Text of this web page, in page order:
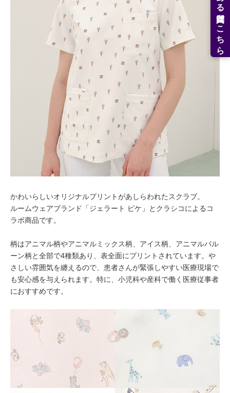
かわいらしいオリジナルプリントがあしらわれたスクラブ。
ルームウェアブランド「ジェラート ピケ」とクラシコによるコ
ラボ商品です。
柄はアニマル柄やアニマルミックス柄、アイス柄、アニマルバル
ーン柄と全部で4種類あり、表全面にプリントされています。や
さしい雰囲気を纏えるので、患者さんが緊張しやすい医療現場で
も安心感を与えられます。特に、小児科や産科で働く医療従事者
におすすめです。